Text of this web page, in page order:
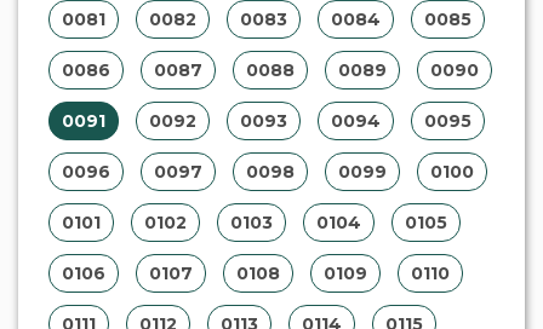
0081 0082 0083 0084 0085
0086 0087 0088 0089 0090
0091 0092 0093 0094 0095
0096 0097 0098 0099 0100
0101 0102 0103 0104 0105
0106 0107 0108 0109 0110
0111 0112 0113 0114 0115